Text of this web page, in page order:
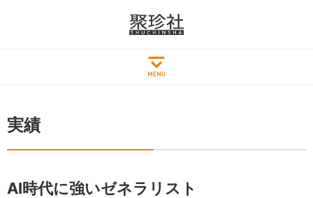
実績
AI時代に強いゼネラリスト